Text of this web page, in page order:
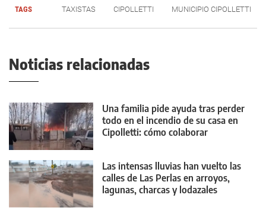
TAGS TAXISTAS CIPOLLETTI MUNICIPIO CIPOLLETTI
Noticias relacionadas
Una familia pide ayuda tras perder
todo en el incendio de su casa en
Cipolletti: cómo colaborar
Las intensas lluvias han vuelto las
calles de Las Perlas en arroyos,
lagunas, charcas y lodazales